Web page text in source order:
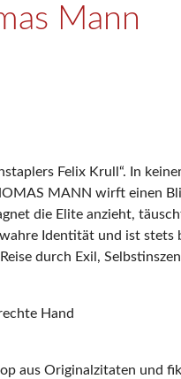
Mann
Felix Krull“. In
MANN wirft einen
die Elite anzieht,
Identität und ist
durch Exil,
Hand
aus Originalzitaten und